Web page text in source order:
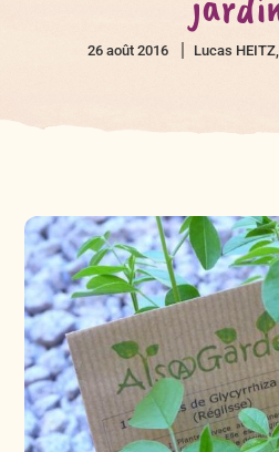
Légumes & Potagères
Aromatiques &
Fleurs, Prairies, Engrais
Accesoires de Jardinage
Jardinage au naturel
Découvertes végétales
Plantes & Gastronomie
Notre philosophie
Ateliers & Evènements
Visitez notre magasin
26 août 2016 Lucas